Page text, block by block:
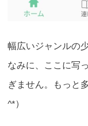
幅広いジャンルの
なみに、ここに写
ぎません。もっと
^*）